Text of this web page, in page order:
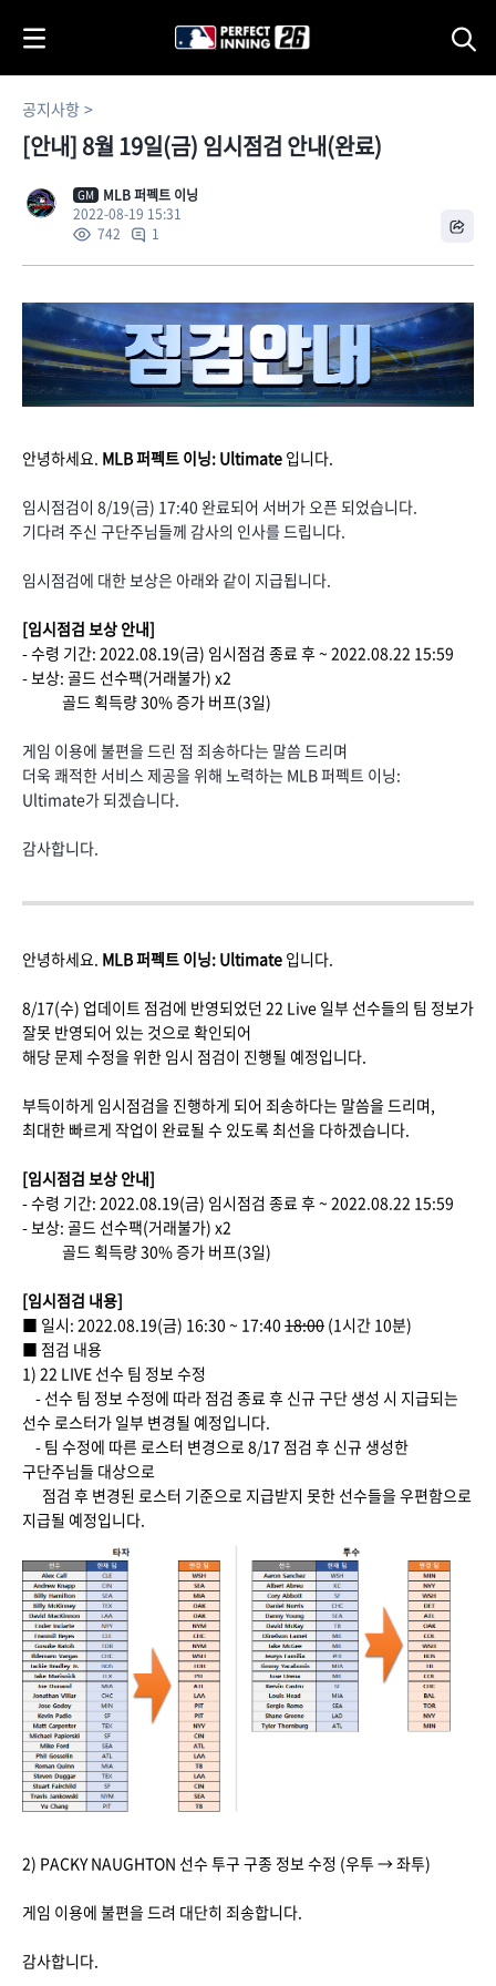
공지사항
[안내] 8월 19일(금) 임시점검 안내(완료)
GM
MLB 퍼펙트 이닝
2022-08-19 15:31
742
1
안녕하세요. MLB 퍼펙트 이닝: Ultimate 입니다.
임시점검이 8/19(금) 17:40 완료되어 서버가 오픈 되었습니다.
기다려 주신 구단주님들께 감사의 인사를 드립니다.
임시점검에 대한 보상은 아래와 같이 지급됩니다.
[임시점검 보상 안내]
- 수령 기간: 2022.08.19(금) 임시점검 종료 후 ~ 2022.08.22 15:59
- 보상: 골드 선수팩(거래불가) x2
골드 획득량 30% 증가 버프(3일)
게임 이용에 불편을 드린 점 죄송하다는 말씀 드리며
더욱 쾌적한 서비스 제공을 위해 노력하는 MLB 퍼펙트 이닝:
Ultimate가 되겠습니다.
감사합니다.
안녕하세요. MLB 퍼펙트 이닝: Ultimate 입니다.
8/17(수) 업데이트 점검에 반영되었던 22 Live 일부 선수들의 팀 정보가
잘못 반영되어 있는 것으로 확인되어
해당 문제 수정을 위한 임시 점검이 진행될 예정입니다.
부득이하게 임시점검을 진행하게 되어 죄송하다는 말씀을 드리며,
최대한 빠르게 작업이 완료될 수 있도록 최선을 다하겠습니다.
[임시점검 보상 안내]
- 수령 기간: 2022.08.19(금) 임시점검 종료 후 ~ 2022.08.22 15:59
- 보상: 골드 선수팩(거래불가) x2
골드 획득량 30% 증가 버프(3일)
[임시점검 내용]
■ 일시: 2022.08.19(금) 16:30 ~ 17:40 18:00 (1시간 10분)
■ 점검 내용
1) 22 LIVE 선수 팀 정보 수정
- 선수 팀 정보 수정에 따라 점검 종료 후 신규 구단 생성 시 지급되는
선수 로스터가 일부 변경될 예정입니다.
- 팀 수정에 따른 로스터 변경으로 8/17 점검 후 신규 생성한
구단주님들 대상으로
점검 후 변경된 로스터 기준으로 지급받지 못한 선수들을 우편함으로
지급될 예정입니다.
2) PACKY NAUGHTON 선수 투구 구종 정보 수정 (우투 → 좌투)
게임 이용에 불편을 드려 대단히 죄송합니다.
감사합니다.